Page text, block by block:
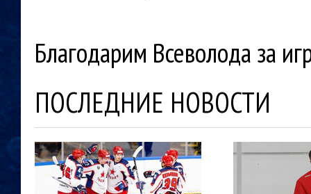
Благодарим Всеволода за
ПОСЛЕДНИЕ НОВОСТИ